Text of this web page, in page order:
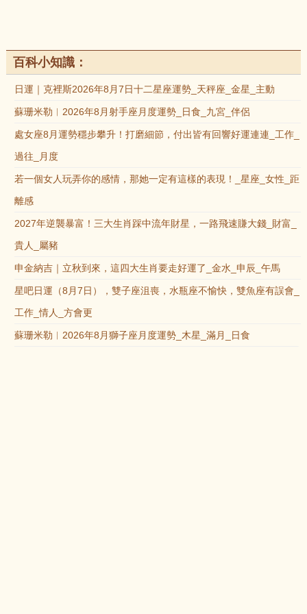
百科小知識：
日運｜克裡斯2026年8月7日十二星座運勢_天秤座_金星_主動
蘇珊米勒︱2026年8月射手座月度運勢_日食_九宮_伴侶
處女座8月運勢穩步攀升！打磨細節，付出皆有回響好運連連_工作_
過往_月度
若一個女人玩弄你的感情，那她一定有這樣的表現！_星座_女性_距
離感
2027年逆襲暴富！三大生肖踩中流年財星，一路飛速賺大錢_財富_
貴人_屬豬
申金納吉｜立秋到來，這四大生肖要走好運了_金水_申辰_午馬
星吧日運（8月7日），雙子座沮喪，水瓶座不愉快，雙魚座有誤會_
工作_情人_方會更
蘇珊米勒︱2026年8月獅子座月度運勢_木星_滿月_日食